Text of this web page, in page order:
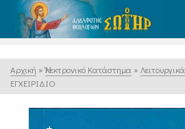
Αρχική » Ἠλεκτρονικό Κατάστημα » Λειτουργικά
ΕΓΧΕΙΡΙΔΙΟ